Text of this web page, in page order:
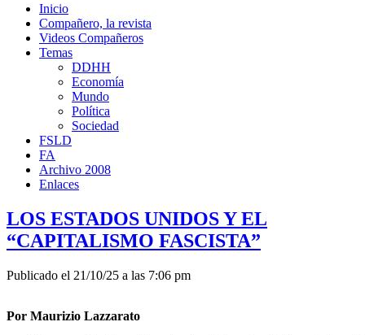
Inicio
Compañero, la revista
Videos Compañeros
Temas
DDHH
Economía
Mundo
Política
Sociedad
FSLD
FA
Archivo 2008
Enlaces
LOS ESTADOS UNIDOS Y EL
“CAPITALISMO FASCISTA”
Publicado el 21/10/25 a las 7:06 pm
Por Maurizio Lazzarato